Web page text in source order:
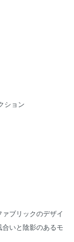
ション
ブリックのデザイ
いと陰影のあるモ